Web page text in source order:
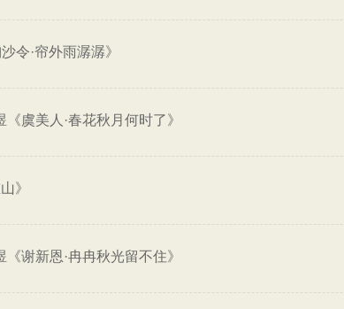
令·帘外雨潺潺》
《虞美人·春花秋月何时了》
》
《谢新恩·冉冉秋光留不住》